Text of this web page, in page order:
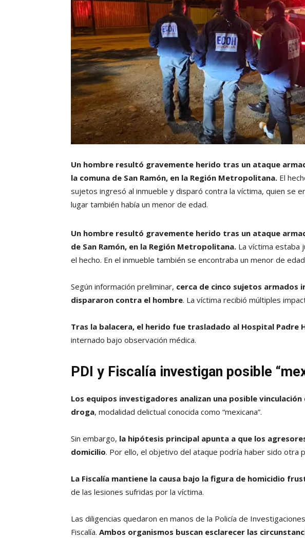
Un hombre resultó gravemente herido tras un ataque
la comuna de San Ramón, en la Región Metropolitana. El
sujetos ingresó al inmueble y disparó contra la víctima, quien se
lugar también había un menor de edad.
Un hombre resultó gravemente herido tras un ataque
de San Ramón, en la Región Metropolitana. La víctima estaba
el hecho. En el inmueble también se encontraba un menor de
Según información preliminar, cerca de cinco sujetos armados
dispararon contra el hombre. La víctima recibió múltiples
Tras la balacera, el herido fue trasladado al Hospital Padre
internado bajo observación médica.
PDI y Fiscalía investigan posible
Los equipos investigadores analizan una posible
droga, modalidad delictual conocida como “mexicana”.
Sin embargo, la hipótesis principal apunta a que los
domicilio. Por ello, el objetivo del ataque podría haber sido otra
La Fiscalía mantiene la causa bajo la figura de homicidio
de las lesiones sufridas por la víctima.
Las diligencias quedaron en manos de la Policía de
Fiscalía. Ambos organismos buscan esclarecer las